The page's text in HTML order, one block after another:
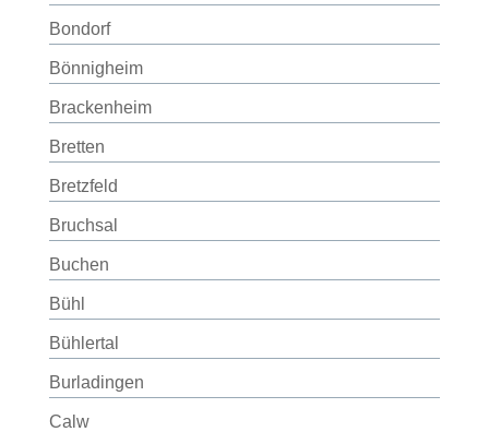
Bondorf
Bönnigheim
Brackenheim
Bretten
Bretzfeld
Bruchsal
Buchen
Bühl
Bühlertal
Burladingen
Calw